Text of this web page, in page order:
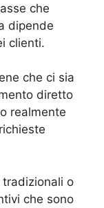
che
dipende
clienti.
che ci sia
diretto
realmente
o
che sono